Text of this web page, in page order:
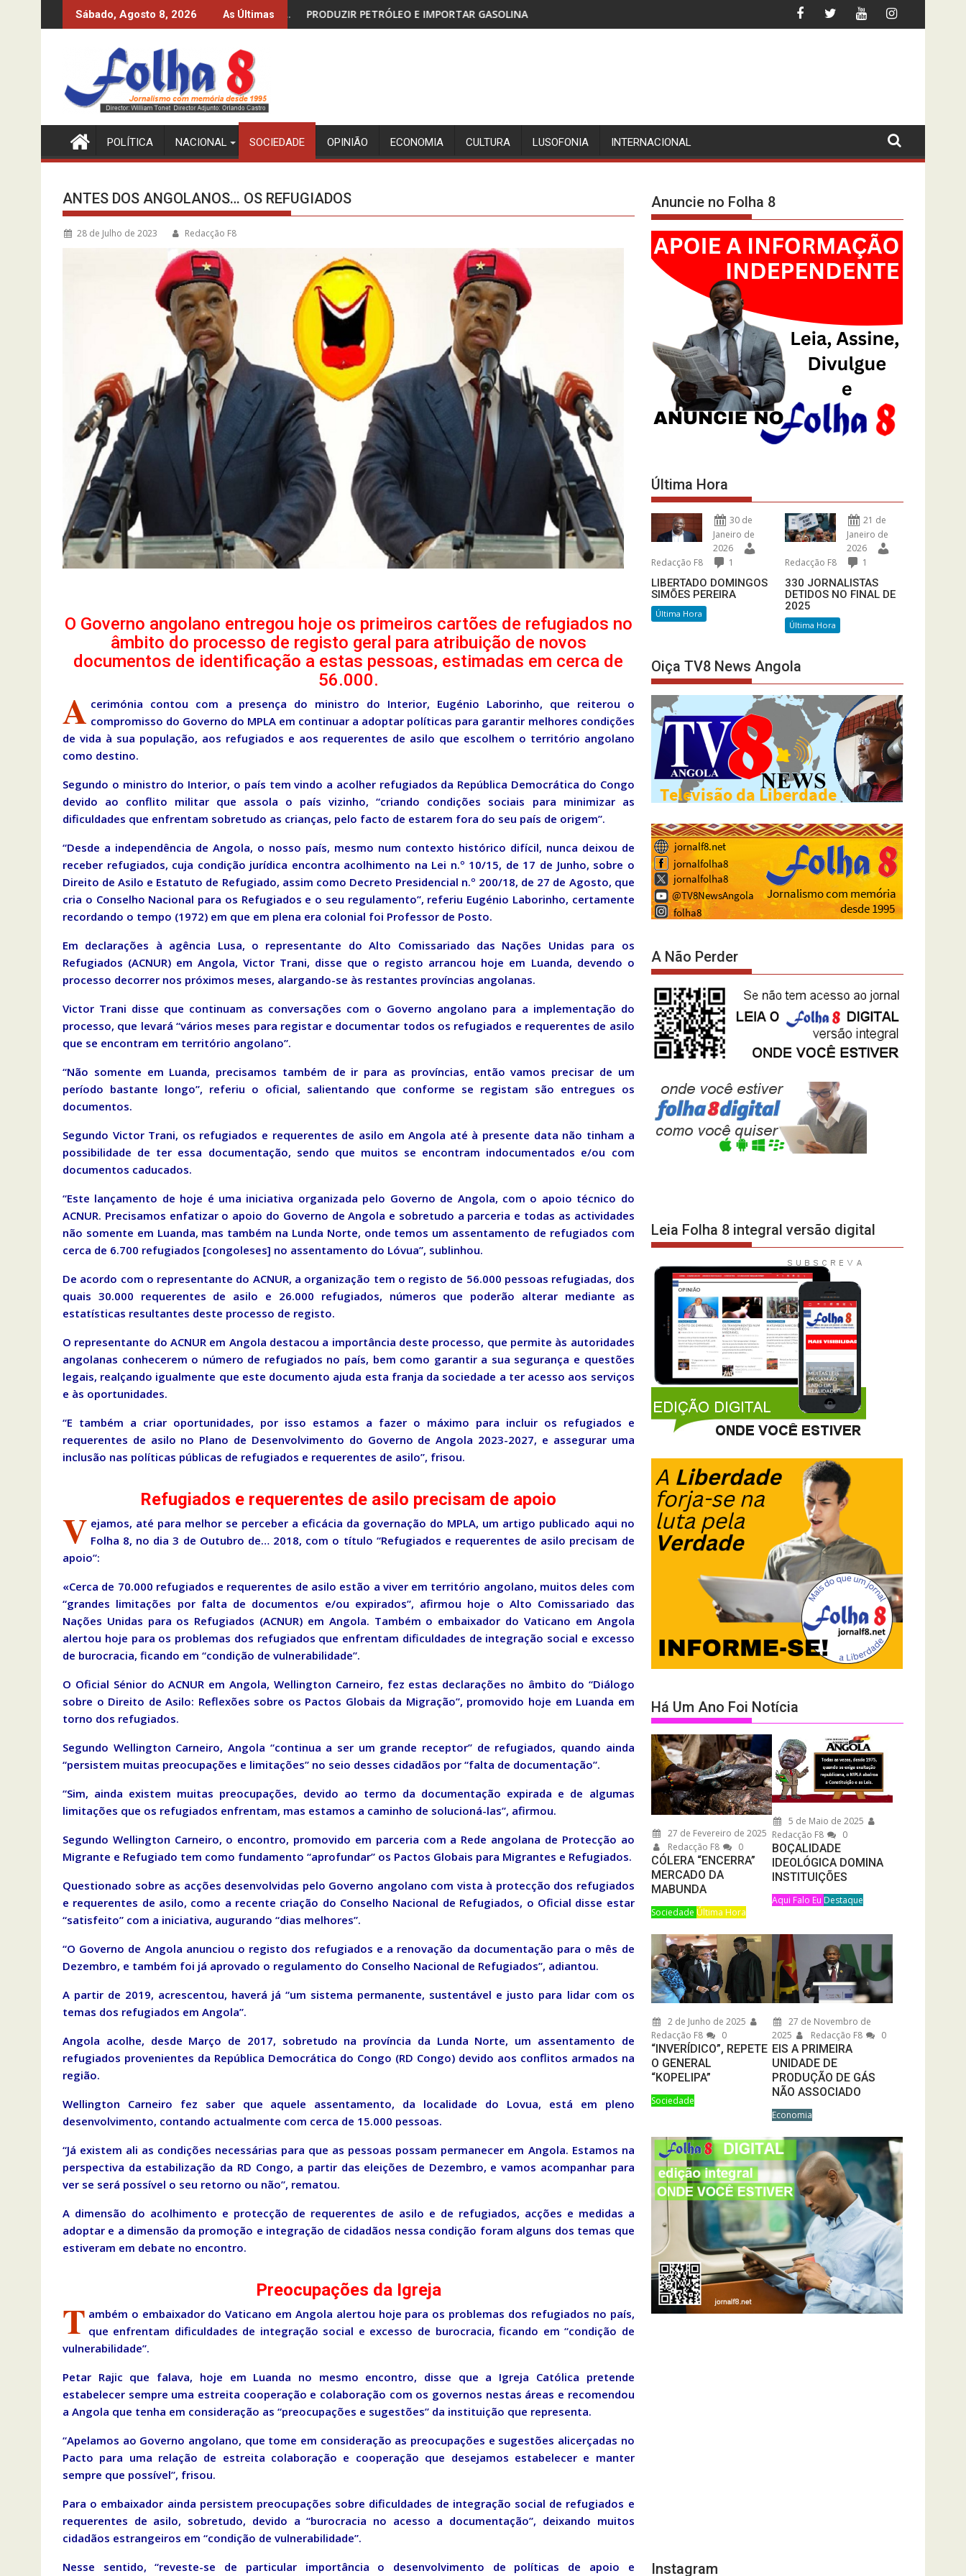
to
Sábado, Agosto 8, 2026 As Últimas
10%? O INE-MPLA DIZ QUE SIM… PRODUZIR PETRÓLEO E IMPORTAR GASOLINA CABINDA, TERRITÓRIO SEM PAZ E A FLEC-FAC LÁ ESTÁ… DE PÉLEI CONTRA AS “FAKE NEWS”? MPLA
POLÍTICA NACIONAL SOCIEDADE OPINIÃO ECONOMIA CULTURA LUSOFONIA INTERNACIONAL
ANTES DOS ANGOLANOS… OS REFUGIADOS
28 de Julho de 2023 Redacção F8
O Governo angolano entregou hoje os primeiros cartões de refugiados no
âmbito do processo de registo geral para atribuição de novos
documentos de identificação a estas pessoas, estimadas em cerca de
56.000.
A cerimónia contou com a presença do ministro do Interior, Eugénio Laborinho, que reiterou o
compromisso do Governo do MPLA em continuar a adoptar políticas para garantir melhores condições
de vida à sua população, aos refugiados e aos requerentes de asilo que escolhem o território angolano
como destino.
Segundo o ministro do Interior, o país tem vindo a acolher refugiados da República Democrática do Congo
devido ao conflito militar que assola o país vizinho, “criando condições sociais para minimizar as
dificuldades que enfrentam sobretudo as crianças, pelo facto de estarem fora do seu país de origem”.
“Desde a independência de Angola, o nosso país, mesmo num contexto histórico difícil, nunca deixou de
receber refugiados, cuja condição jurídica encontra acolhimento na Lei n.º 10/15, de 17 de Junho, sobre o
Direito de Asilo e Estatuto de Refugiado, assim como Decreto Presidencial n.º 200/18, de 27 de Agosto, que
cria o Conselho Nacional para os Refugiados e o seu regulamento”, referiu Eugénio Laborinho, certamente
recordando o tempo (1972) em que em plena era colonial foi Professor de Posto.
Em declarações à agência Lusa, o representante do Alto Comissariado das Nações Unidas para os
Refugiados (ACNUR) em Angola, Victor Trani, disse que o registo arrancou hoje em Luanda, devendo o
processo decorrer nos próximos meses, alargando-se às restantes províncias angolanas.
Victor Trani disse que continuam as conversações com o Governo angolano para a implementação do
processo, que levará “vários meses para registar e documentar todos os refugiados e requerentes de asilo
que se encontram em território angolano”.
“Não somente em Luanda, precisamos também de ir para as províncias, então vamos precisar de um
período bastante longo”, referiu o oficial, salientando que conforme se registam são entregues os
documentos.
Segundo Victor Trani, os refugiados e requerentes de asilo em Angola até à presente data não tinham a
possibilidade de ter essa documentação, sendo que muitos se encontram indocumentados e/ou com
documentos caducados.
“Este lançamento de hoje é uma iniciativa organizada pelo Governo de Angola, com o apoio técnico do
ACNUR. Precisamos enfatizar o apoio do Governo de Angola e sobretudo a parceria e todas as actividades
não somente em Luanda, mas também na Lunda Norte, onde temos um assentamento de refugiados com
cerca de 6.700 refugiados [congoleses] no assentamento do Lóvua”, sublinhou.
De acordo com o representante do ACNUR, a organização tem o registo de 56.000 pessoas refugiadas, dos
quais 30.000 requerentes de asilo e 26.000 refugiados, números que poderão alterar mediante as
estatísticas resultantes deste processo de registo.
O representante do ACNUR em Angola destacou a importância deste processo, que permite às autoridades
angolanas conhecerem o número de refugiados no país, bem como garantir a sua segurança e questões
legais, realçando igualmente que este documento ajuda esta franja da sociedade a ter acesso aos serviços
e às oportunidades.
“E também a criar oportunidades, por isso estamos a fazer o máximo para incluir os refugiados e
requerentes de asilo no Plano de Desenvolvimento do Governo de Angola 2023-2027, e assegurar uma
inclusão nas políticas públicas de refugiados e requerentes de asilo”, frisou.
Refugiados e requerentes de asilo precisam de apoio
V ejamos, até para melhor se perceber a eficácia da governação do MPLA, um artigo publicado aqui no
Folha 8, no dia 3 de Outubro de… 2018, com o título “Refugiados e requerentes de asilo precisam de
apoio”:
«Cerca de 70.000 refugiados e requerentes de asilo estão a viver em território angolano, muitos deles com
“grandes limitações por falta de documentos e/ou expirados”, afirmou hoje o Alto Comissariado das
Nações Unidas para os Refugiados (ACNUR) em Angola. Também o embaixador do Vaticano em Angola
alertou hoje para os problemas dos refugiados que enfrentam dificuldades de integração social e excesso
de burocracia, ficando em “condição de vulnerabilidade”.
O Oficial Sénior do ACNUR em Angola, Wellington Carneiro, fez estas declarações no âmbito do “Diálogo
sobre o Direito de Asilo: Reflexões sobre os Pactos Globais da Migração”, promovido hoje em Luanda em
torno dos refugiados.
Segundo Wellington Carneiro, Angola “continua a ser um grande receptor” de refugiados, quando ainda
“persistem muitas preocupações e limitações” no seio desses cidadãos por “falta de documentação”.
“Sim, ainda existem muitas preocupações, devido ao termo da documentação expirada e de algumas
limitações que os refugiados enfrentam, mas estamos a caminho de solucioná-las”, afirmou.
Segundo Wellington Carneiro, o encontro, promovido em parceria com a Rede angolana de Protecção ao
Migrante e Refugiado tem como fundamento “aprofundar” os Pactos Globais para Migrantes e Refugiados.
Questionado sobre as acções desenvolvidas pelo Governo angolano com vista à protecção dos refugiados
e requerentes de asilo, como a recente criação do Conselho Nacional de Refugiados, o Oficial disse estar
“satisfeito” com a iniciativa, augurando “dias melhores”.
“O Governo de Angola anunciou o registo dos refugiados e a renovação da documentação para o mês de
Dezembro, e também foi já aprovado o regulamento do Conselho Nacional de Refugiados”, adiantou.
A partir de 2019, acrescentou, haverá já “um sistema permanente, sustentável e justo para lidar com os
temas dos refugiados em Angola”.
Angola acolhe, desde Março de 2017, sobretudo na província da Lunda Norte, um assentamento de
refugiados provenientes da República Democrática do Congo (RD Congo) devido aos conflitos armados na
região.
Wellington Carneiro fez saber que aquele assentamento, da localidade do Lovua, está em pleno
desenvolvimento, contando actualmente com cerca de 15.000 pessoas.
“Já existem ali as condições necessárias para que as pessoas possam permanecer em Angola. Estamos na
perspectiva da estabilização da RD Congo, a partir das eleições de Dezembro, e vamos acompanhar para
ver se será possível o seu retorno ou não”, rematou.
A dimensão do acolhimento e protecção de requerentes de asilo e de refugiados, acções e medidas a
adoptar e a dimensão da promoção e integração de cidadãos nessa condição foram alguns dos temas que
estiveram em debate no encontro.
Preocupações da Igreja
T ambém o embaixador do Vaticano em Angola alertou hoje para os problemas dos refugiados no país,
que enfrentam dificuldades de integração social e excesso de burocracia, ficando em “condição de
vulnerabilidade”.
Petar Rajic que falava, hoje em Luanda no mesmo encontro, disse que a Igreja Católica pretende
estabelecer sempre uma estreita cooperação e colaboração com os governos nestas áreas e recomendou
a Angola que tenha em consideração as “preocupações e sugestões” da instituição que representa.
“Apelamos ao Governo angolano, que tome em consideração as preocupações e sugestões alicerçadas no
Pacto para uma relação de estreita colaboração e cooperação que desejamos estabelecer e manter
sempre que possível”, frisou.
Para o embaixador ainda persistem preocupações sobre dificuldades de integração social de refugiados e
requerentes de asilo, sobretudo, devido a “burocracia no acesso a documentação”, deixando muitos
cidadãos estrangeiros em “condição de vulnerabilidade”.
Nesse sentido, “reveste-se de particular importância o desenvolvimento de políticas de apoio e
Anuncie no Folha 8
Última Hora
30 de
Janeiro de
2026
Redacção F8
1
LIBERTADO DOMINGOS
SIMÕES PEREIRA
Última Hora
21 de
Janeiro de
2026
Redacção F8
1
330 JORNALISTAS
DETIDOS NO FINAL DE
2025
Última Hora
Oiça TV8 News Angola
A Não Perder
Leia Folha 8 integral versão digital
Há Um Ano Foi Notícia
27 de Fevereiro de 2025
Redacção F8
0
CÓLERA “ENCERRA”
MERCADO DA
MABUNDA
Sociedade Última Hora
5 de Maio de 2025
Redacção F8
0
BOÇALIDADE
IDEOLÓGICA DOMINA
INSTITUIÇÕES
Aqui Falo Eu Destaque
2 de Junho de 2025
Redacção F8
0
“INVERÍDICO”, REPETE
O GENERAL
“KOPELIPA”
Sociedade
27 de Novembro de
2025
Redacção F8 0
EIS A PRIMEIRA
UNIDADE DE
PRODUÇÃO DE GÁS
NÃO ASSOCIADO
Economia
Instagram